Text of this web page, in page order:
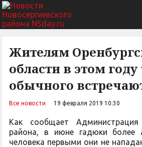
Жителям
области в этом
обычного
Все новости 19 февраля 2019 10:30
Как сообщает Администрация
района, в июне гадюки более
человека первыми они не